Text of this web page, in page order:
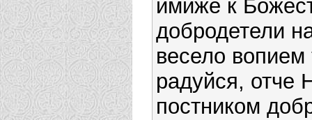
имиже к
добродетели
весело вопием
радуйся, отче
постником